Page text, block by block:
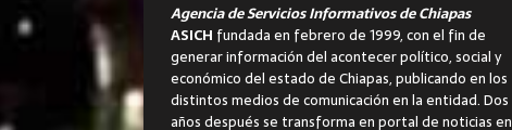
Agencia de Servicios Informativos de Chiapas
ASICH fundada en febrero de 1999, con el fin de
generar información del acontecer político, social y
económico del estado de Chiapas, publicando en los
distintos medios de comunicación en la entidad. Dos
años después se transforma en portal de noticias en